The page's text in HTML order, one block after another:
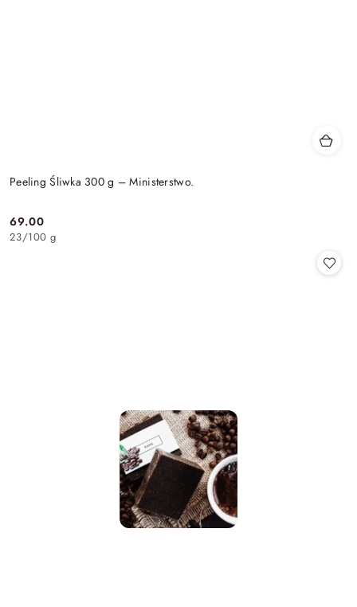
Peeling Śliwka 300 g – Ministerstwo.
Cena:
69.00
23/100 g